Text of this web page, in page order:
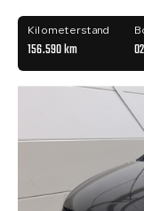
Kilometerstand
156.590 km